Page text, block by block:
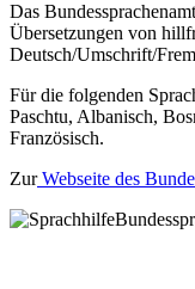
Das
Übersetzungen von
Deutsch/Umschrift/
Für die folgenden
Paschtu, Albanisch,
Französisch.
ZurWebseite des